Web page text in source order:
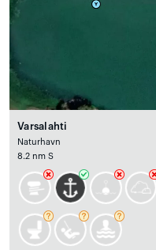
Varsalahti
Naturhavn
8.2 nm S